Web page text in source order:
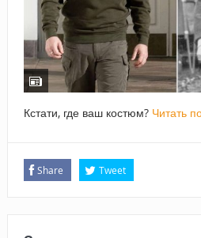
Кстати, где ваш костюм? Читать
Share Tweet